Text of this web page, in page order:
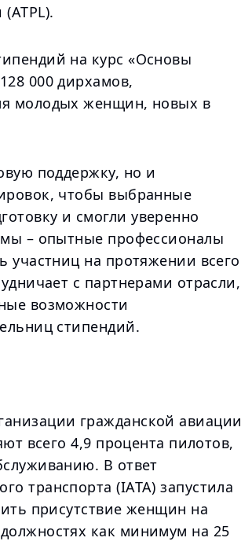
на курс «Основы
000 дирхамов,
молодых женщин, новых в
поддержку, но и
чтобы выбранные
и смогли уверенно
– опытные профессионалы
участниц на протяжении всего
с партнерами отрасли,
возможности
стипендий.
гражданской авиации
всего 4,9 процента пилотов,
В ответ
транспорта (IATA) запустила
присутствие женщин на
как минимум на 25